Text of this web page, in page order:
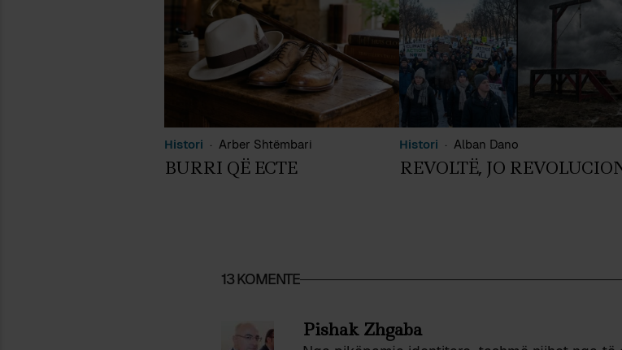
Histori Arber Shtëmbari
BURRI QË ECTE
Histori Alban Dano
REVOLTË, JO
13 KOMENTE
Pishak Zhgaba